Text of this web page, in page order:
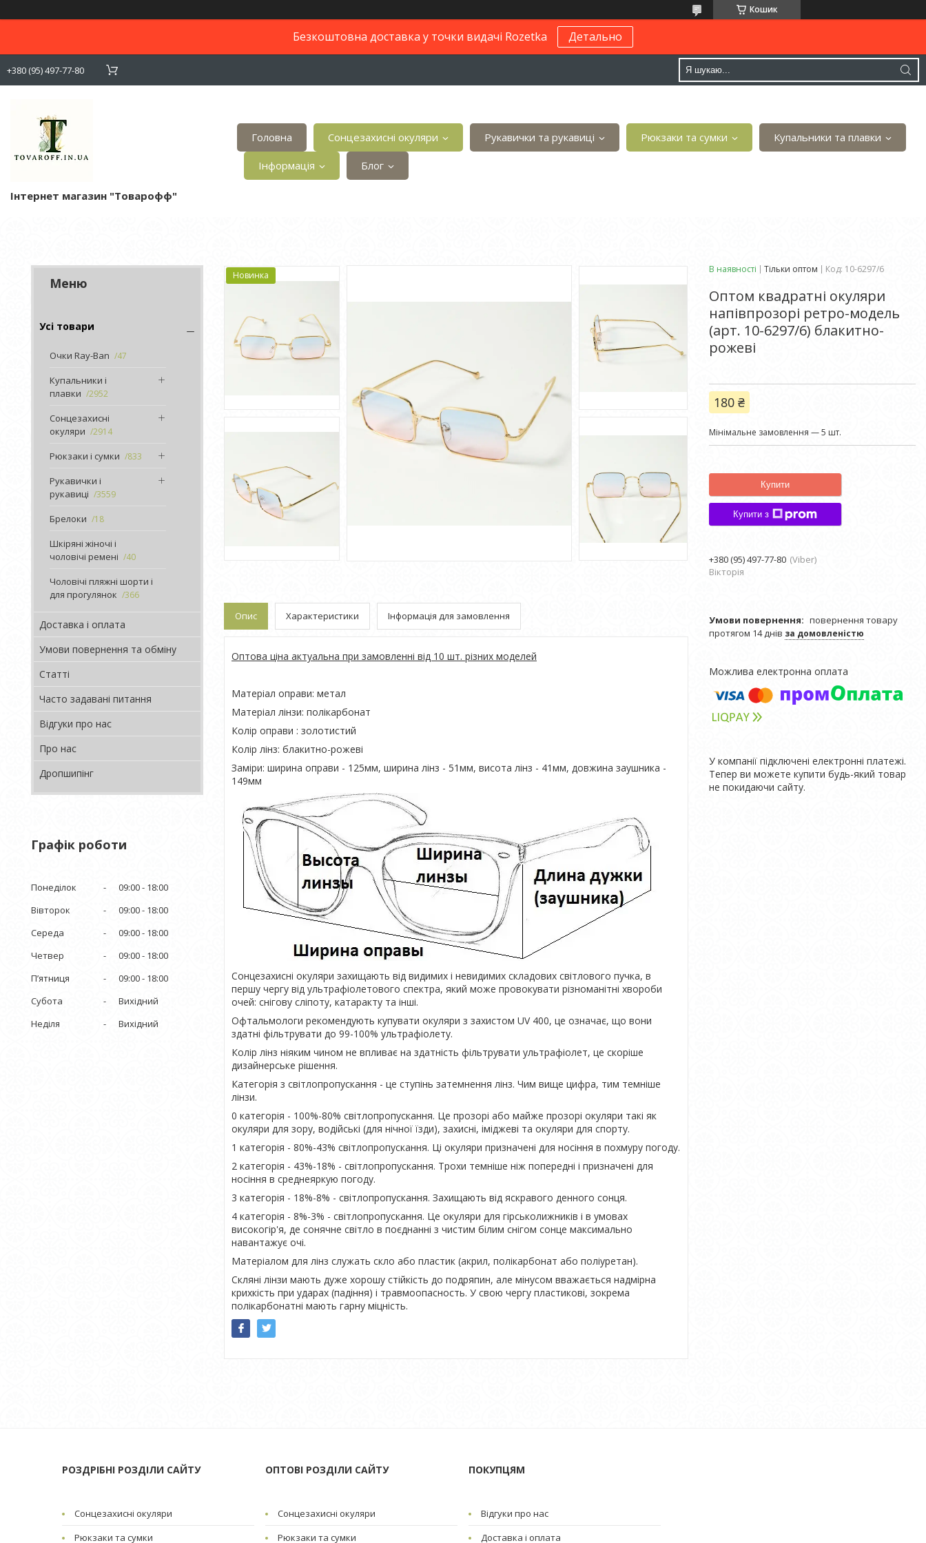
Кошик
Безкоштовна доставка у точки видачі Rozetka Детально
+380 (95) 497-77-80
Інтернет магазин "Товарофф"
Головна Сонцезахисні окуляри Рукавички та рукавиці Рюкзаки та сумки Купальники та плавки
Інформація Блог
Усі товари
Очки Ray-Ban 47
Купальники і
плавки
2952
Сонцезахисні
окуляри
2914
Рюкзаки і сумки 833
Рукавички і
рукавиці
3559
Брелоки 18
Шкіряні жіночі і
чоловічі ремені
40
Чоловічі пляжні шорти і
для прогулянок
366
Доставка і оплата
Умови повернення та обміну
Статті
Часто задавані питання
Відгуки про нас
Про нас
Дропшипінг
Графік роботи
Понеділок 09:00
18:00
Вівторок
09:00
18:00
Середа
09:00
18:00
Четвер
09:00
18:00
Пʼятниця
09:00
18:00
Субота
Вихідний
Неділя
Вихідний
Новинка
Опис Характеристики Інформація для замовлення
Оптова ціна актуальна при замовленні від 10 шт. різних моделей
Матеріал оправи: метал
Матеріал лінзи: полікарбонат
Колір оправи : золотистий
Колір лінз: блакитно-рожеві
Заміри: ширина оправи - 125мм, ширина лінз - 51мм, висота лінз - 41мм, довжина заушника -
149мм
Сонцезахисні окуляри захищають від видимих і невидимих складових світлового пучка, в
першу чергу від ультрафіолетового спектра, який може провокувати різноманітні хвороби
очей: снігову сліпоту, катаракту та інші.
Офтальмологи рекомендують купувати окуляри з захистом UV 400, це означає, що вони
здатні фільтрувати до 99-100% ультрафіолету.
Колір лінз ніяким чином не впливає на здатність фільтрувати ультрафіолет, це скоріше
дизайнерське рішення.
Категорія з світлопропускання - це ступінь затемнення лінз. Чим вище цифра, тим темніше
лінзи.
0 категорія - 100%-80% світлопропускання. Це прозорі або майже прозорі окуляри такі як
окуляри для зору, водійські (для нічної їзди), захисні, іміджеві та окуляри для спорту.
1 категорія - 80%-43% світлопропускання. Ці окуляри призначені для носіння в похмуру погоду.
2 категорія - 43%-18% - світлопропускання. Трохи темніше ніж попередні і призначені для
носіння в среднеяркую погоду.
3 категорія - 18%-8% - світлопропускання. Захищають від яскравого денного сонця.
4 категорія - 8%-3% - світлопропускання. Це окуляри для гірськолижників і в умовах
високогір'я, де сонячне світло в поєднанні з чистим білим снігом сонце максимально
навантажує очі.
Матеріалом для лінз служать скло або пластик (акрил, полікарбонат або поліуретан).
Скляні лінзи мають дуже хорошу стійкість до подряпин, але мінусом вважається надмірна
крихкість при ударах (падіння) і травмоопасность. У свою чергу пластикові, зокрема
полікарбонатні мають гарну міцність.
В наявності Тільки оптом Код: 10-6297/6
Оптом квадратні окуляри
напівпрозорі ретро-модель
(арт. 10-6297/6) блакитно-
рожеві
180 ₴
Мінімальне замовлення — 5 шт.
Купити
Купити з
+380 (95) 497-77-80 Viber
Вікторія
повернення товару
протягом 14 днів за домовленістю
У компанії підключені електронні платежі.
Тепер ви можете купити будь-який товар
не покидаючи сайту.
РОЗДРІБНІ РОЗДІЛИ САЙТУ
Сонцезахисні окуляри
Рюкзаки та сумки
ОПТОВІ РОЗДІЛИ САЙТУ
Сонцезахисні окуляри
Рюкзаки та сумки
ПОКУПЦЯМ
Відгуки про нас
Доставка і оплата